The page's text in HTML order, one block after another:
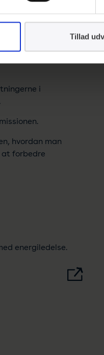
Tillad
ved
til at arbejde
i
hvordan man
at forbedre
energiledelse.